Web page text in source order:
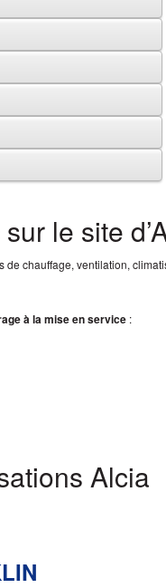
le site
chauffage, ventilation,
à la mise en service :
Alcia